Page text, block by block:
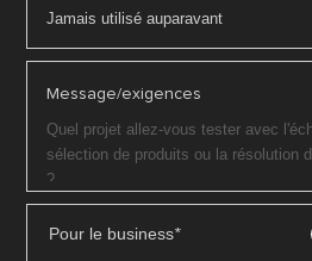
Message/exigences
Pour le business*